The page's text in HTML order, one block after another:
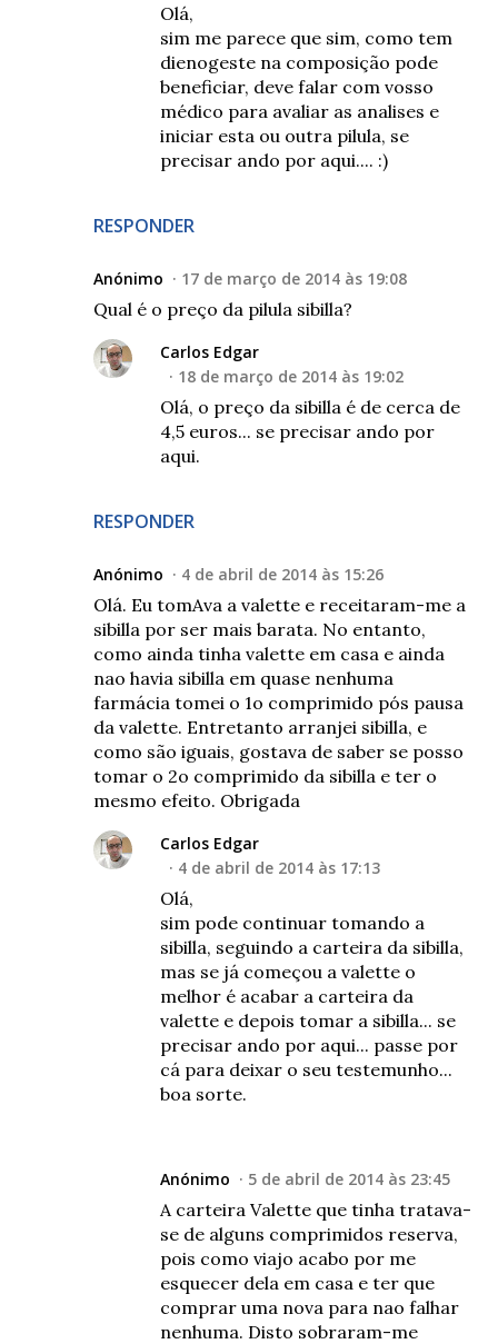
RESPONDER
Olá,
sim me parece que sim, como tem
dienogeste na composição pode
beneficiar, deve falar com vosso
médico para avaliar as analises e
iniciar esta ou outra pilula, se
precisar ando por aqui.... :)
Anónimo 17 de março de 2014 às 19:08
Qual é o preço da pilula sibilla?
RESPONDER
Carlos Edgar
18 de março de 2014 às 19:02
Olá, o preço da sibilla é de cerca de
4,5 euros... se precisar ando por
aqui.
Anónimo 4 de abril de 2014 às 15:26
Olá. Eu tomAva a valette e receitaram-me a
sibilla por ser mais barata. No entanto,
como ainda tinha valette em casa e ainda
nao havia sibilla em quase nenhuma
farmácia tomei o 1o comprimido pós pausa
da valette. Entretanto arranjei sibilla, e
como são iguais, gostava de saber se posso
tomar o 2o comprimido da sibilla e ter o
mesmo efeito. Obrigada
Carlos Edgar
4 de abril de 2014 às 17:13
Olá,
sim pode continuar tomando a
sibilla, seguindo a carteira da sibilla,
mas se já começou a valette o
melhor é acabar a carteira da
valette e depois tomar a sibilla... se
precisar ando por aqui... passe por
cá para deixar o seu testemunho...
boa sorte.
Anónimo 5 de abril de 2014 às 23:45
A carteira Valette que tinha tratava-
se de alguns comprimidos reserva,
pois como viajo acabo por me
esquecer dela em casa e ter que
comprar uma nova para nao falhar
nenhuma. Disto sobraram-me